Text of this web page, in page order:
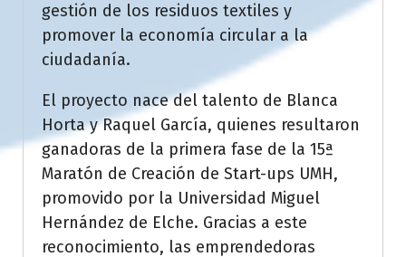
gestión de los residuos textiles y
promover la economía circular a la
ciudadanía.
El proyecto nace del talento de Blanca
Horta y Raquel García, quienes resultaron
ganadoras de la primera fase de la 15ª
Maratón de Creación de Start-ups UMH,
promovido por la Universidad Miguel
Hernández de Elche. Gracias a este
reconocimiento, las emprendedoras